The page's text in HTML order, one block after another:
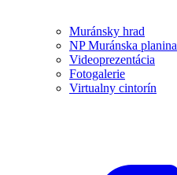
Muránsky hrad
NP Muránska planina
Videoprezentácia
Fotogalerie
Virtualny cintorín